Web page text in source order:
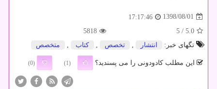
1398/08/01
17:17:46
5.0
/ 5
5818
تگهای خبر:
انتشار , تخصص , كتاب , متخصص
این مطلب کادودونی را می پسندید؟ (1)
(0)